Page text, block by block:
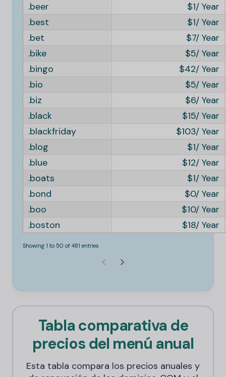
.beer
1
.best
1
.bet
7
.bike
5
.bingo
42
.bio
5
.biz
6
.black
15
.blackfriday
103
.blog
1
.blue
12
.boats
1
.bond
0
.boo
10
.boston
18
Showing 1 to 50 of 481 entries
Tabla comparativa de
precios del menú anual
Esta tabla compara los precios anuales y